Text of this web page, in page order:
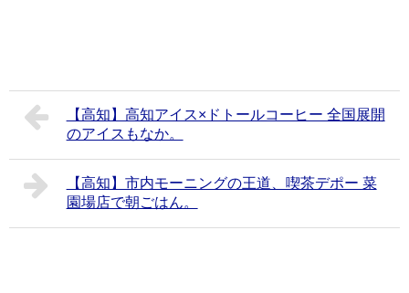
【高知】高知アイス×ドトールコーヒー 全国展開
のアイスもなか。
【高知】市内モーニングの王道、喫茶デポー 菜
園場店で朝ごはん。